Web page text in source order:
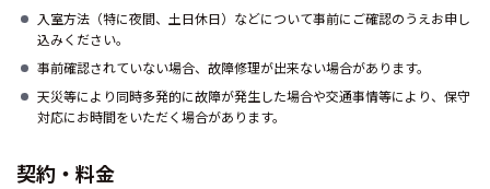
入室方法（特に夜間、土日休日）などについて事前にご確認のうえお申し
込みください。
事前確認されていない場合、故障修理が出来ない場合があります。
天災等により同時多発的に故障が発生した場合や交通事情等により、保守
対応にお時間をいただく場合があります。
契約・料金